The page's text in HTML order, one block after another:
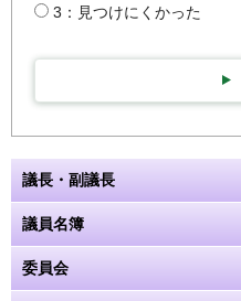
3：見つけにくかった
議長・副議長
議員名簿
委員会